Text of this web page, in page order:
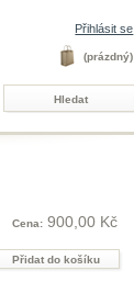
Přihlásit se
(prázdný)
Cena: 900,00 Kč